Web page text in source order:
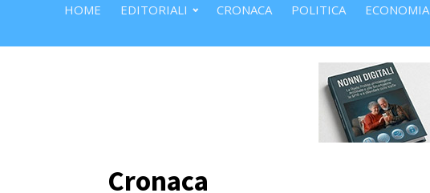
HOME EDITORIALI CRONACA POLITICA ECONOMIA
Cronaca